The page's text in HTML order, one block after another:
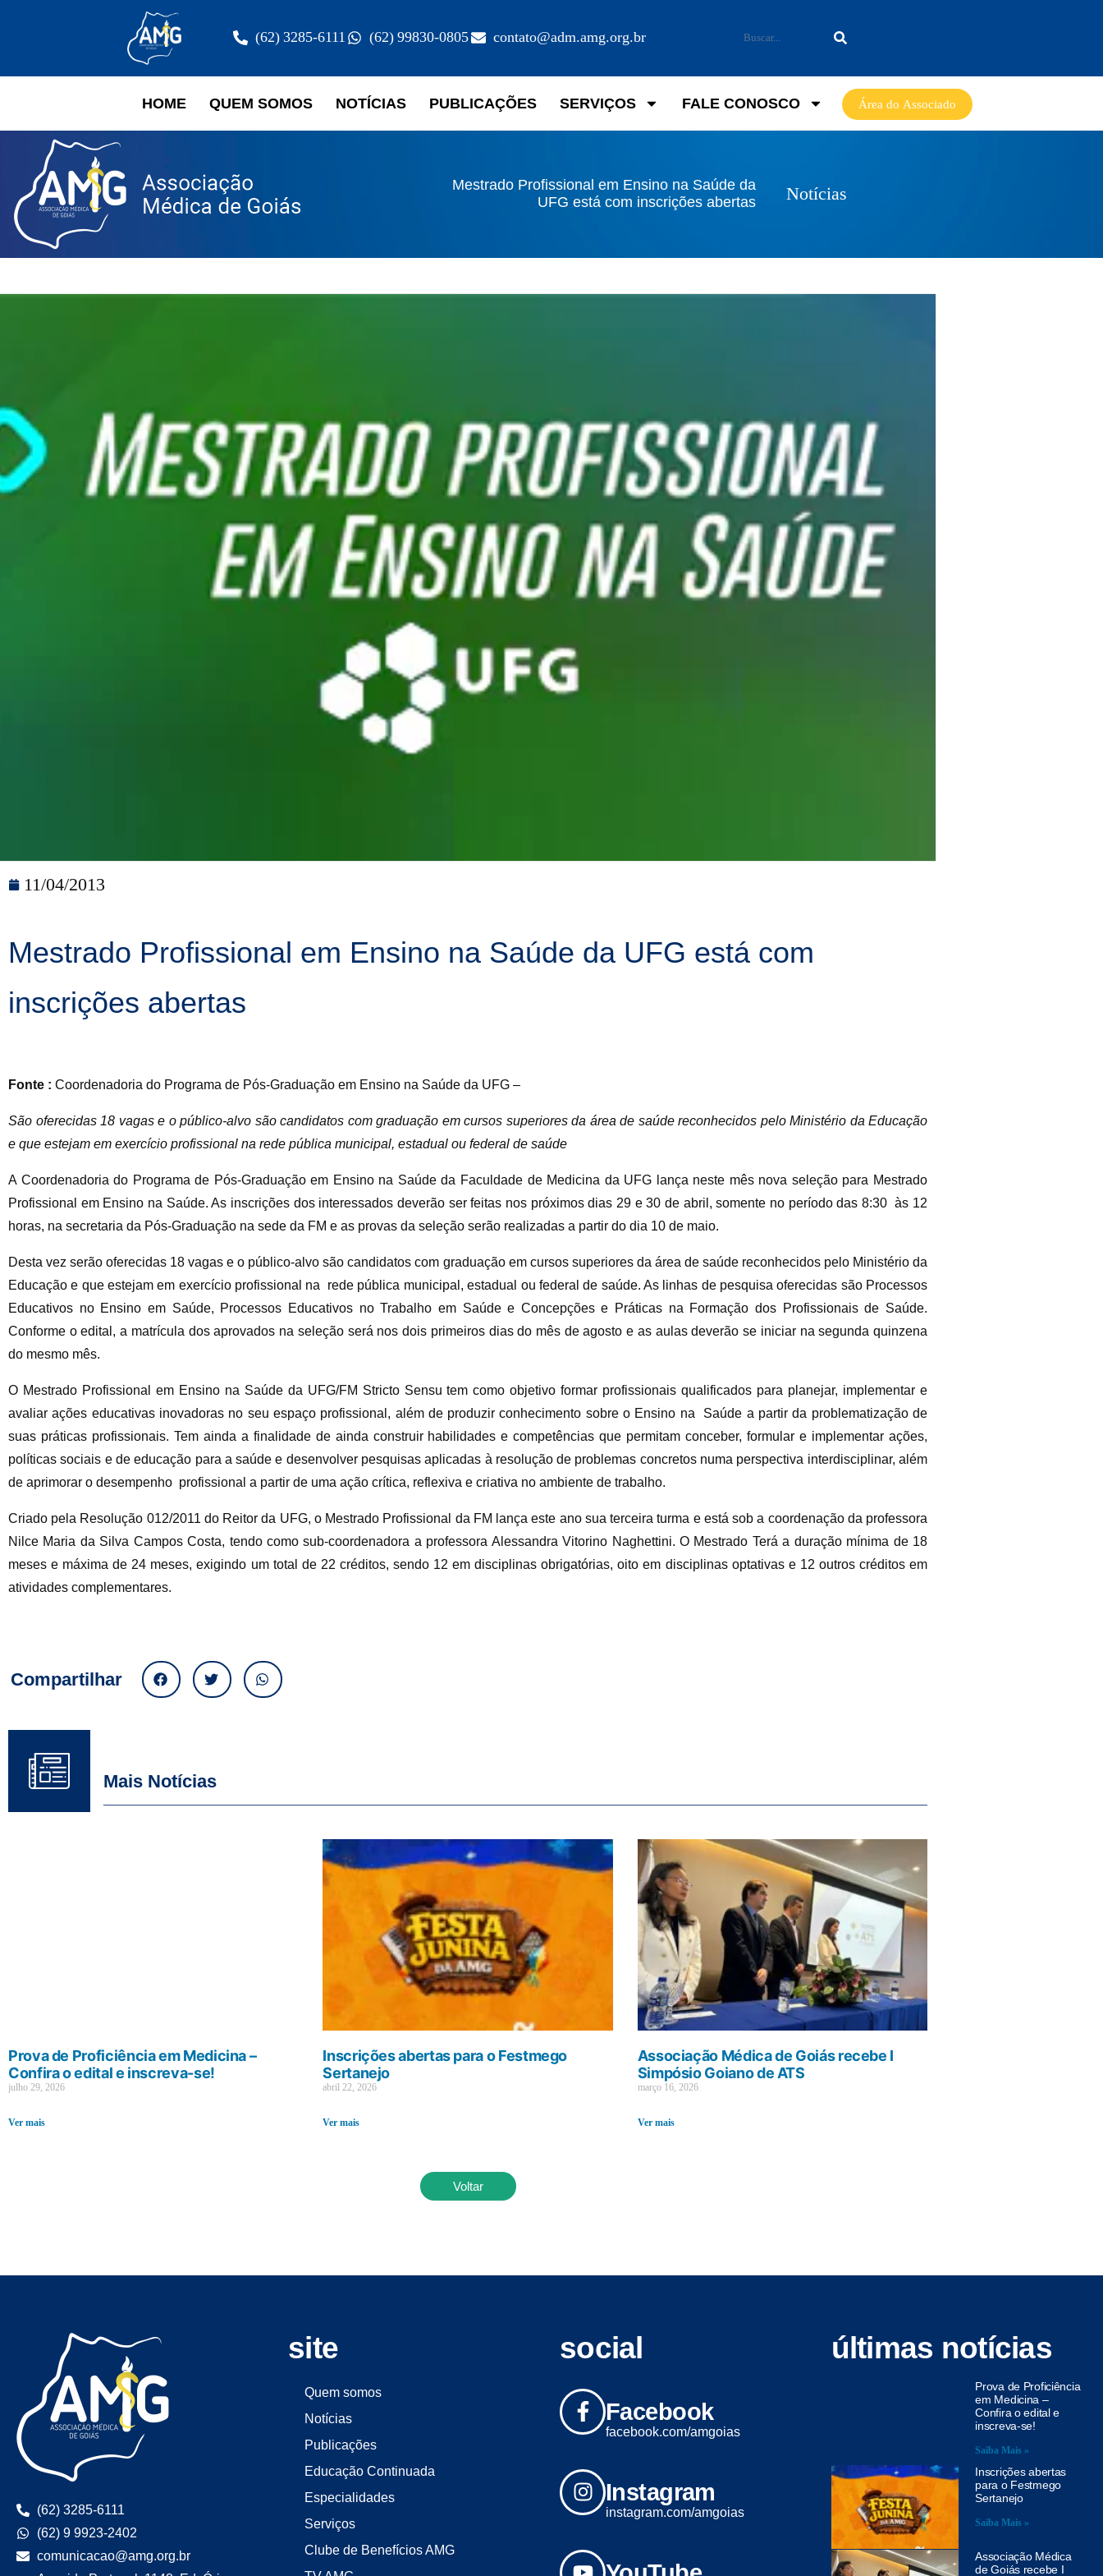
(62) 3285-6111 (62) 99830-0805 contato@adm.amg.org.br
HOME QUEM SOMOS NOTÍCIAS PUBLICAÇÕES SERVIÇOS FALE CONOSCO Área do Associado
Mestrado Profissional em Ensino na Saúde da
UFG está com inscrições abertas
Notícias
11/04/2013
Mestrado Profissional em Ensino na Saúde da UFG está com
inscrições abertas
Fonte : Coordenadoria do Programa de Pós-Graduação em Ensino na Saúde da UFG –
São oferecidas 18 vagas e o público-alvo são candidatos com graduação em cursos superiores da área de saúde reconhecidos pelo Ministério da Educação
e que estejam em exercício profissional na rede pública municipal, estadual ou federal de saúde
A Coordenadoria do Programa de Pós-Graduação em Ensino na Saúde da Faculdade de Medicina da UFG lança neste mês nova seleção para Mestrado
Profissional em Ensino na Saúde. As inscrições dos interessados deverão ser feitas nos próximos dias 29 e 30 de abril, somente no período das 8:30 às 12
horas, na secretaria da Pós-Graduação na sede da FM e as provas da seleção serão realizadas a partir do dia 10 de maio.
Desta vez serão oferecidas 18 vagas e o público-alvo são candidatos com graduação em cursos superiores da área de saúde reconhecidos pelo Ministério da
Educação e que estejam em exercício profissional na rede pública municipal, estadual ou federal de saúde. As linhas de pesquisa oferecidas são Processos
Educativos no Ensino em Saúde, Processos Educativos no Trabalho em Saúde e Concepções e Práticas na Formação dos Profissionais de Saúde.
Conforme o edital, a matrícula dos aprovados na seleção será nos dois primeiros dias do mês de agosto e as aulas deverão se iniciar na segunda quinzena
do mesmo mês.
O Mestrado Profissional em Ensino na Saúde da UFG/FM Stricto Sensu tem como objetivo formar profissionais qualificados para planejar, implementar e
avaliar ações educativas inovadoras no seu espaço profissional, além de produzir conhecimento sobre o Ensino na Saúde a partir da problematização de
suas práticas profissionais. Tem ainda a finalidade de ainda construir habilidades e competências que permitam conceber, formular e implementar ações,
políticas sociais e de educação para a saúde e desenvolver pesquisas aplicadas à resolução de problemas concretos numa perspectiva interdisciplinar, além
de aprimorar o desempenho profissional a partir de uma ação crítica, reflexiva e criativa no ambiente de trabalho.
Criado pela Resolução 012/2011 do Reitor da UFG, o Mestrado Profissional da FM lança este ano sua terceira turma e está sob a coordenação da professora
Nilce Maria da Silva Campos Costa, tendo como sub-coordenadora a professora Alessandra Vitorino Naghettini. O Mestrado Terá a duração mínima de 18
meses e máxima de 24 meses, exigindo um total de 22 créditos, sendo 12 em disciplinas obrigatórias, oito em disciplinas optativas e 12 outros créditos em
atividades complementares.
Compartilhar
Mais Notícias
Prova de Proficiência em Medicina –
Confira o edital e inscreva-se!
julho 29, 2026
Ver mais
Inscrições abertas para o Festmego
Sertanejo
abril 22, 2026
Ver mais
Associação Médica de Goiás recebe I
Simpósio Goiano de ATS
março 16, 2026
Ver mais
Voltar
(62) 3285-6111
(62) 9 9923-2402
comunicacao@amg.org.br
site
Quem somos
Notícias
Publicações
Educação Continuada
Especialidades
Serviços
Clube de Benefícios AMG
social
Facebook
facebook.com/amgoias
Instagram
instagram.com/amgoias
últimas notícias
Prova de Proficiência
em Medicina –
Confira o edital e
inscreva-se!
Saiba Mais »
Inscrições abertas
para o Festmego
Sertanejo
Saiba Mais »
Associação Médica
de Goiás recebe I